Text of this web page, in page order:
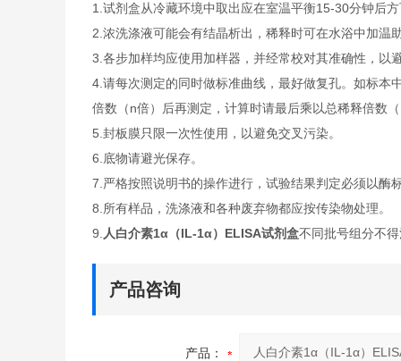
1.试剂盒从冷藏环境中取出应在室温平衡15-30分钟后
2.浓洗涤液可能会有结晶析出，稀释时可在水浴中加温
3.各步加样均应使用加样器，并经常校对其准确性，以
4.请每次测定的同时做标准曲线，最好做复孔。如标本
倍数（n倍）后再测定，计算时请最后乘以总稀释倍数
5.封板膜只限一次性使用，以避免交叉污染。
6.底物请避光保存。
7.严格按照说明书的操作进行，试验结果判定必须以酶
8.所有样品，洗涤液和各种废弃物都应按传染物处理。
9. 人白介素1α（IL-1α）ELISA试剂盒不同批号组分不
产品咨询
产品：